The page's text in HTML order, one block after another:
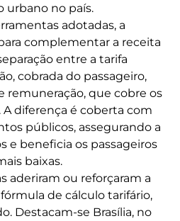
urbano no país.
adotadas, a
complementar a receita
entre a tarifa
cobrada do passageiro,
remuneração, que cobre os
diferença é coberta com
públicos, assegurando a
e beneficia os passageiros
baixas.
aderiram ou reforçaram a
de cálculo tarifário,
Destacam-se Brasília, no